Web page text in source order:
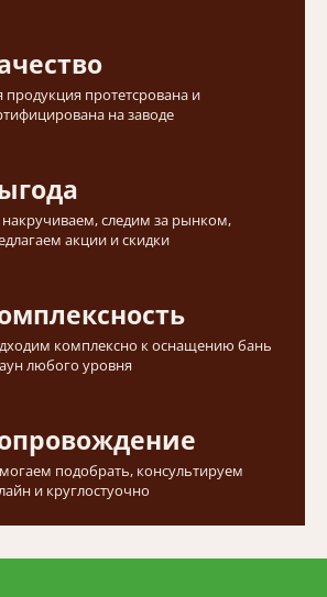
продукция протетсрована и
на заводе
следим за рынком,
акции и скидки
комплексно к оснащению бань
любого уровня
подобрать, консультируем
и круглостуочно